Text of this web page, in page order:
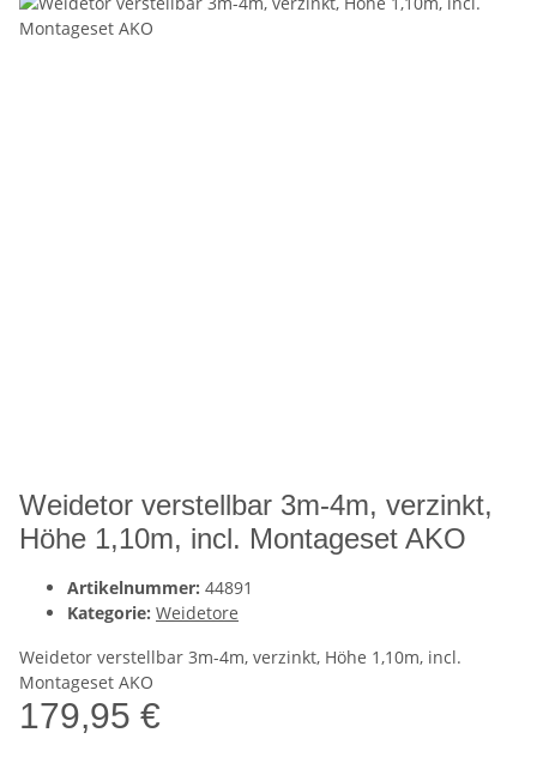
Weidetor verstellbar 3m-4m, verzinkt,
Höhe 1,10m, incl. Montageset AKO
Artikelnummer: 44891
Kategorie: Weidetore
Weidetor verstellbar 3m-4m, verzinkt, Höhe 1,10m, incl.
Montageset AKO
179,95 €